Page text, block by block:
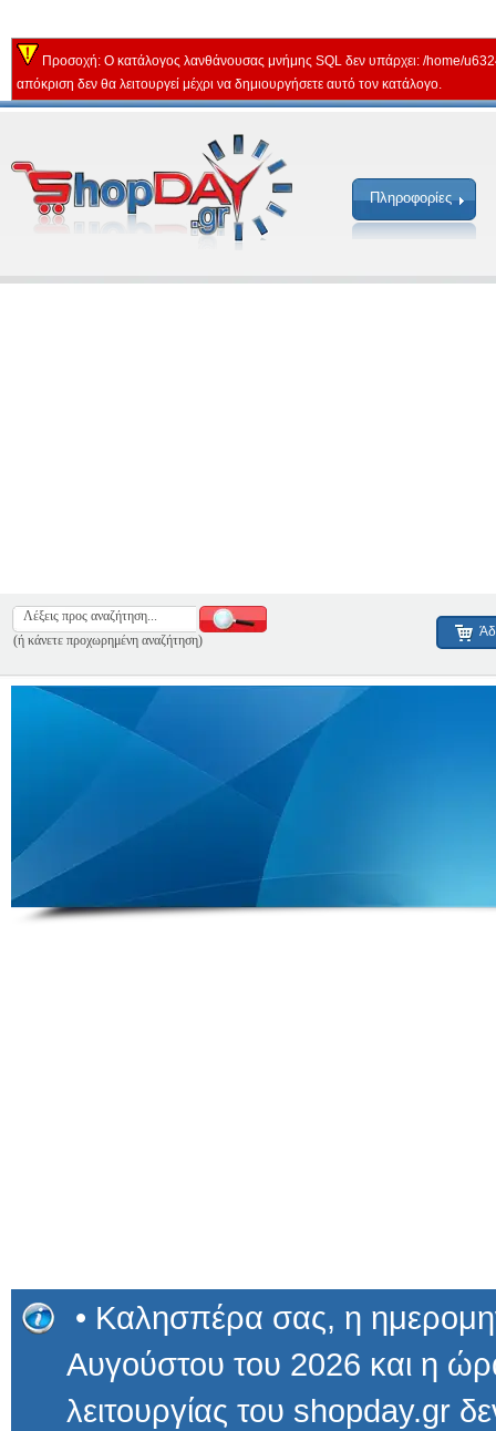
Προσοχή: Ο κατάλογος λανθάνουσας μνήμης SQL δεν υπάρχει: /home/
απόκριση δεν θα λειτουργεί μέχρι να δημιουργήσετε αυτό τον κατάλογο.
Πληροφορίες
(ή κάνετε προχωρημένη αναζήτηση)
• Καλησπέρα σας, η
Αυγούστου του 2026 και η
λειτουργίας του shopday.gr